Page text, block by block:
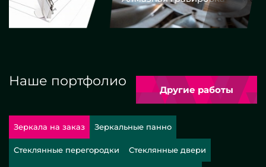
Наше портфолио
Другие работы
Зеркала на заказ Зеркальные панно
Стеклянные перегородки Стеклянные двери